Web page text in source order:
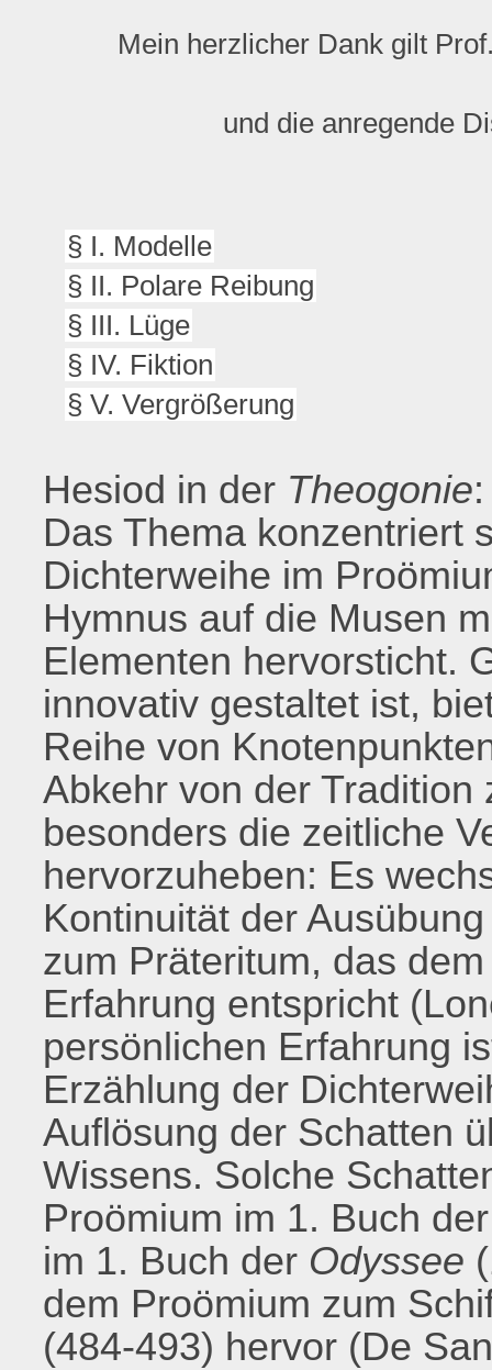
Mein herzlicher Dank gilt
und die anregende
§ I. Modelle
§ II. Polare Reibung
§ III. Lüge
§ IV. Fiktion
§ V. Vergrößerung
Hesiod in der Theogonie
Das Thema konzentriert
Dichterweihe im
Hymnus auf die Musen
Elementen hervorsticht.
innovativ gestaltet ist,
Reihe von
Abkehr von der
besonders die zeitliche
hervorzuheben: Es
Kontinuität der
zum Präteritum, das
Erfahrung entspricht
persönlichen Erfahrung
Erzählung der
Auflösung der Schatten
Wissens. Solche
Proömium im 1. Buch
im 1. Buch der Odyssee
dem Proömium zum
(484-493) hervor (De